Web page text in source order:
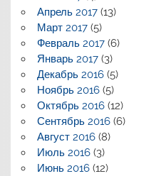
Апрель 2017(13)
Март 2017(5)
Февраль 2017(6)
Январь 2017(3)
Декабрь 2016(5)
Ноябрь 2016(5)
Октябрь 2016(12)
Сентябрь 2016(6)
Август 2016(8)
Июль 2016(3)
Июнь 2016(12)